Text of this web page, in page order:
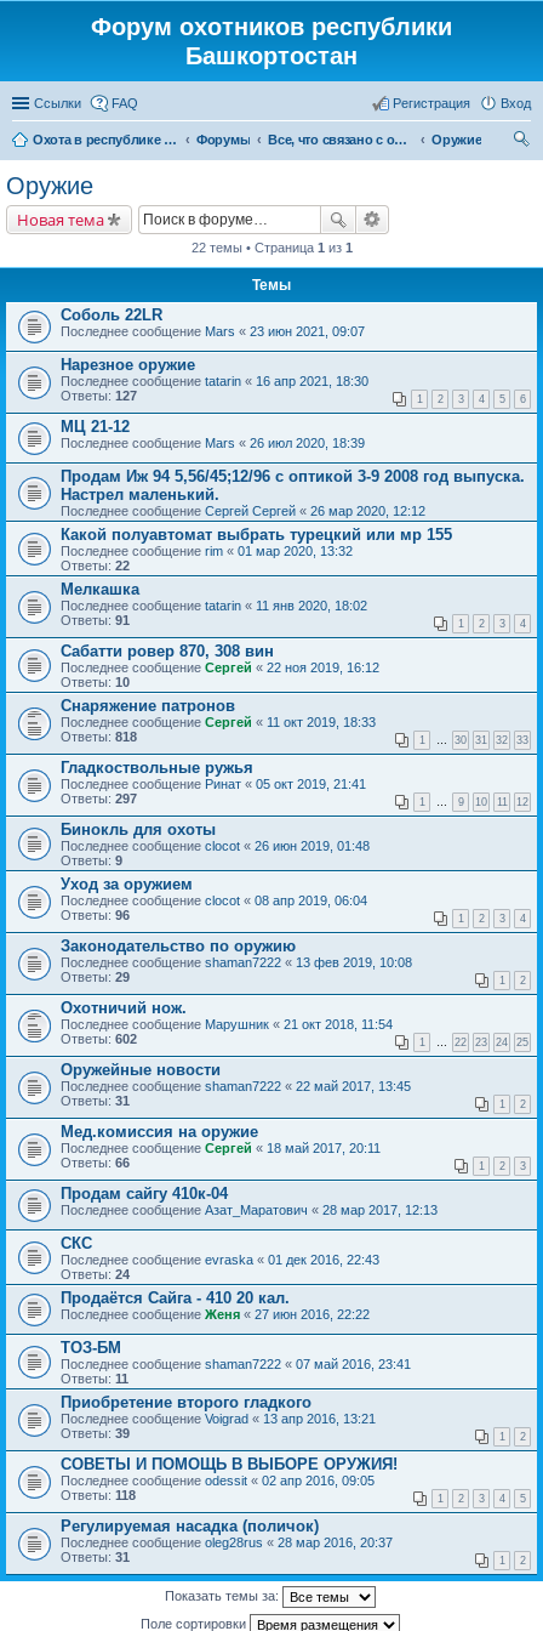
Форум охотников республики
Башкортостан
Ссылки FAQ Вход
Регистрация
Охота в республике Башкортостан Форумы Все, что связано с охотой
Оружие
Оружие
Новая тема
22 темы • Страница 1 из 1
Темы
Соболь 22LR
Последнее сообщение Mars « 23 июн 2021, 09:07
Нарезное оружие
Последнее сообщение tatarin « 16 апр 2021, 18:30
Ответы: 127 1 2 3 4 5 6
МЦ 21-12
Последнее сообщение Mars « 26 июл 2020, 18:39
Продам Иж 94 5,56/45;12/96 с оптикой 3-9 2008 год выпуска.
Настрел маленький.
Последнее сообщение Сергей Сергей « 26 мар 2020, 12:12
Какой полуавтомат выбрать турецкий или мр 155
Последнее сообщение rim « 01 мар 2020, 13:32
Ответы: 22
Мелкашка
Последнее сообщение tatarin « 11 янв 2020, 18:02
Ответы: 91 1 2 3 4
Сабатти ровер 870, 308 вин
Последнее сообщение Сергей « 22 ноя 2019, 16:12
Ответы: 10
Снаряжение патронов
Последнее сообщение Сергей « 11 окт 2019, 18:33
Ответы: 818 1 … 30 31 32 33
Гладкоствольные ружья
Последнее сообщение Ринат « 05 окт 2019, 21:41
Ответы: 297 1 … 9 10 11 12
Бинокль для охоты
Последнее сообщение clocot « 26 июн 2019, 01:48
Ответы: 9
Уход за оружием
Последнее сообщение clocot « 08 апр 2019, 06:04
Ответы: 96 1 2 3 4
Законодательство по оружию
Последнее сообщение shaman7222 « 13 фев 2019, 10:08
Ответы: 29 1 2
Охотничий нож.
Последнее сообщение Марушник « 21 окт 2018, 11:54
Ответы: 602 1 … 22 23 24 25
Оружейные новости
Последнее сообщение shaman7222 « 22 май 2017, 13:45
Ответы: 31 1 2
Мед.комиссия на оружие
Последнее сообщение Сергей « 18 май 2017, 20:11
Ответы: 66 1 2 3
Продам сайгу 410к-04
Последнее сообщение Азат_Маратович « 28 мар 2017, 12:13
СКС
Последнее сообщение evraska « 01 дек 2016, 22:43
Ответы: 24
Продаётся Сайга - 410 20 кал.
Последнее сообщение Женя « 27 июн 2016, 22:22
ТОЗ-БМ
Последнее сообщение shaman7222 « 07 май 2016, 23:41
Ответы: 11
Приобретение второго гладкого
Последнее сообщение Voigrad « 13 апр 2016, 13:21
Ответы: 39 1 2
СОВЕТЫ И ПОМОЩЬ В ВЫБОРЕ ОРУЖИЯ!
Последнее сообщение odessit « 02 апр 2016, 09:05
Ответы: 118 1 2 3 4 5
Регулируемая насадка (поличок)
Последнее сообщение oleg28rus « 28 мар 2016, 20:37
Ответы: 31 1 2
Показать темы за:
Поле сортировки